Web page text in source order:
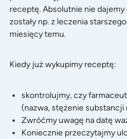
receptę. Absolutnie nie
zostały np. z leczenia
miesięcy temu.
Kiedy już wykupimy receptę:
skontrolujmy, czy
(nazwa, stężenie substancji
Zwróćmy uwagę na datę
Koniecznie przeczytajmy